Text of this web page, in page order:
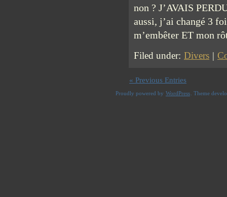
non ? J’AVAIS
aussi, j’ai changé 3
m’embêter ET mon
Filed under: Divers |
« Previous Entries
Proudly powered by WordPress . Theme